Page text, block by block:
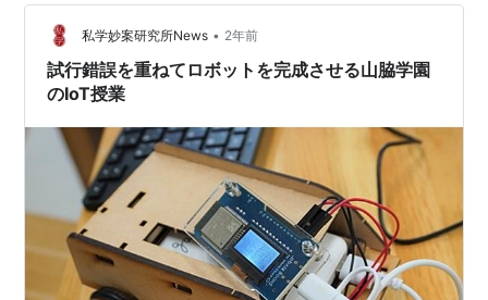
私学妙案研究所News • 2年前
試行錯誤を重ねてロボットを完成させる山脇学園
のIoT授業